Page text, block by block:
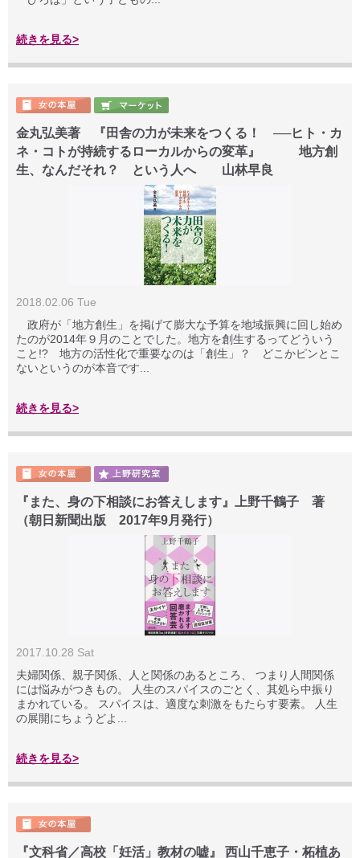
続きを見る>
金丸弘美著 『田舎の力が未来をつくる！ ──ヒト・カ
ネ・コトが持続するローカルからの変革』 地方創
生、なんだそれ？ という人へ 山林早良
2018.02.06 Tue
政府が「地方創生」を掲げて膨大な予算を地域振興に回し始め
たのが2014年９月のことでした。地方を創生するってどういう
こと!? 地方の活性化で重要なのは「創生」？ どこかピンとこ
ないというのが本音です...
続きを見る>
『また、身の下相談にお答えします』上野千鶴子 著
（朝日新聞出版 2017年9月発行）
2017.10.28 Sat
夫婦関係、親子関係、人と関係のあるところ、 つまり人間関係
には悩みがつきもの。 人生のスパイスのごとく、其処ら中振り
まかれている。 スパイスは、適度な刺激をもたらす要素。 人生
の展開にちょうどよ...
続きを見る>
『文科省／高校「妊活」教材の嘘』 西山千恵子・柘植あ